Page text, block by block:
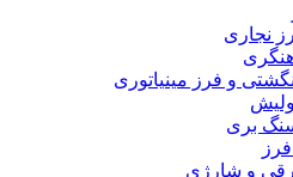
نجاری
و فرز مینیاتوری
بری
و شارژی